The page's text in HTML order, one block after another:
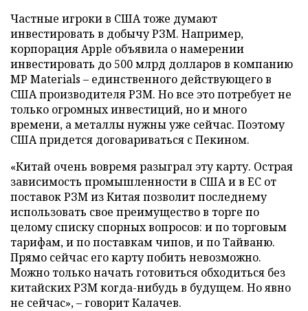
Частные игроки в США тоже думают
инвестировать в добычу РЗМ. Например,
корпорация Apple объявила о намерении
инвестировать до 500 млрд долларов в компанию
MP Materials – единственного действующего в
США производителя РЗМ. Но все это потребует не
только огромных инвестиций, но и много
времени, а металлы нужны уже сейчас. Поэтому
США придется договариваться с Пекином.
«Китай очень вовремя разыграл эту карту. Острая
зависимость промышленности в США и в ЕС от
поставок РЗМ из Китая позволит последнему
использовать свое преимущество в торге по
целому списку спорных вопросов: и по торговым
тарифам, и по поставкам чипов, и по Тайваню.
Прямо сейчас его карту побить невозможно.
Можно только начать готовиться обходиться без
китайских РЗМ когда-нибудь в будущем. Но явно
не сейчас», – говорит Калачев.